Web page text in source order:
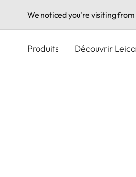
We noticed you're visiting from
Produits Découvrir Leica